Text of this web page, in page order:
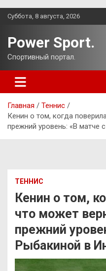
Перейти
Суббота, 8 августа, 2026
Power Sport.
Спортивный портал.
Главная
Теннис
Кенин о том, когда
прежний уровень: «В матче
ТЕННИС
Кенин о том,
что может
прежний
Рыбакиной в